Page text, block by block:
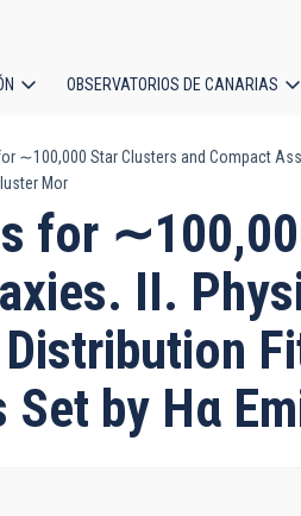
OBSERVATORIOS DE CANARIAS
∼100,000 Star Clusters and Compact
Mor
for
II.
by Hα